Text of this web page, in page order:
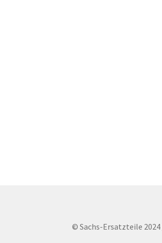
© Sachs-Ersatzteile 2024